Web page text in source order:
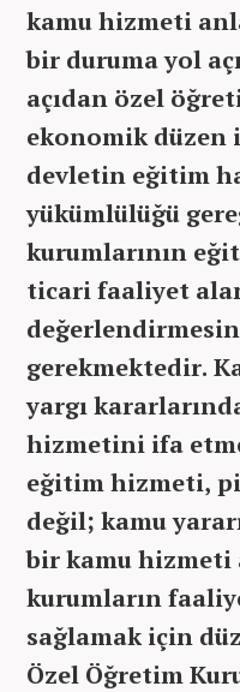
kamu hizmeti
bir duruma yol
açıdan özel
ekonomik düzen
devletin eğitim
yükümlülüğü
kurumlarının
ticari faaliyet
gerekmektedir.
yargı
hizmetini ifa
eğitim hizmeti,
değil; kamu
bir kamu hizmeti
kurumların
sağlamak için
Özel Öğretim